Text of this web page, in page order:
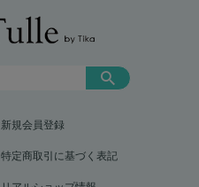
新規会員登録
特定商取引に基づく表記